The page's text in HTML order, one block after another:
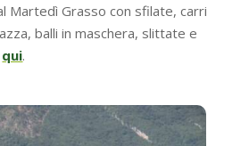
Martedì Grasso con sfilate, carri
balli in maschera, slittate e
qui.